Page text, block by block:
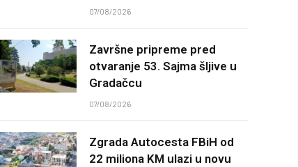
07/08/2026
Završne pripreme pred
otvaranje 53. Sajma šljive u
Gradačcu
07/08/2026
Zgrada Autocesta FBiH od
22 miliona KM ulazi u novu